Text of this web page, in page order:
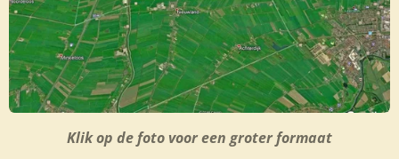
Klik op de foto voor een groter formaat